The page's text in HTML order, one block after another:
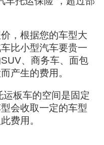
，根据您的车型大
比小型汽车要贵一
、商务车、面包
产生的费用。
板车的空间是固定
会收取一定的车型
费用。